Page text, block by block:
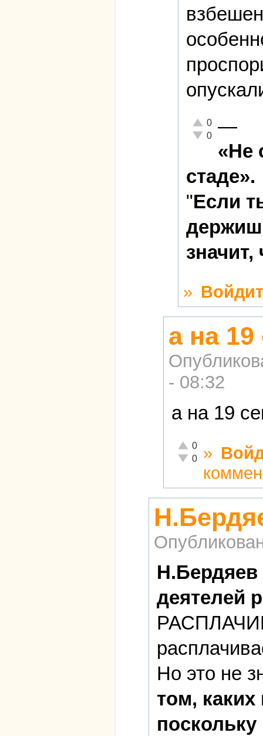
Отлично!
0
Неадекватно!
0 —
«Не
стаде».
"Если
»
а на 19
- 08:32
а на 19
Отлично!
0
Неадекватно!
0 »
Н.Бердяев
деятелей
Но это не
том,